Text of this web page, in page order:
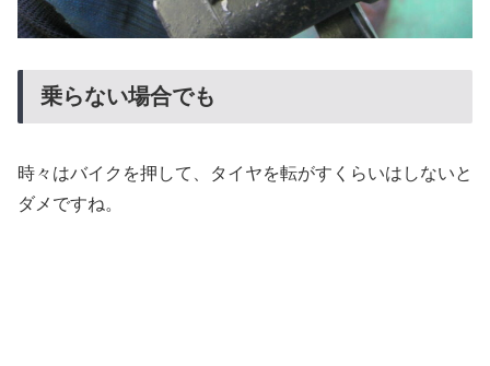
乗らない場合でも
時々はバイクを押して、タイヤを転がすくらいはしないと
ダメですね。